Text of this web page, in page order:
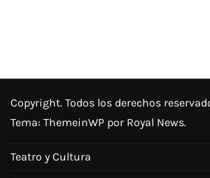
Copyright. Todos los derechos
Tema: ThemeinWP por Royal News.
Teatro y Cultura